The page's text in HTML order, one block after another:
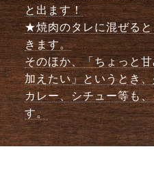
と出ます！
★焼肉のタレに混ぜる
きます。
そのほか、「ちょっと
加えたい」というとき
カレー、シチュー等も
す。